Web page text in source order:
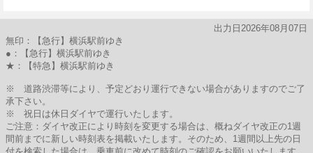
出力日2026年08月07日
無印：【急行】横浜駅前ゆき
●：【急行】横浜駅前ゆき
★：【特急】横浜駅前ゆき
※ 道路渋滞等により、予定どおり運行できない場合がありますのでご了
承下さい。
※ 祝日は休日ダイヤで運行いたします。
ご注意：ダイヤ改正により時刻を変更する場合は、概ねダイヤ改正の1週
間前までに新しい時刻表を掲載いたします。そのため、1週間以上先の日